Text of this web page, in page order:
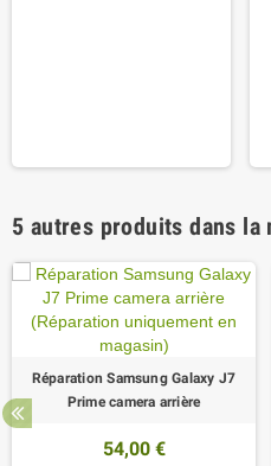
5 autres produits dans la
Réparation Samsung Galaxy J7
Prime camera arrière
54,00 €